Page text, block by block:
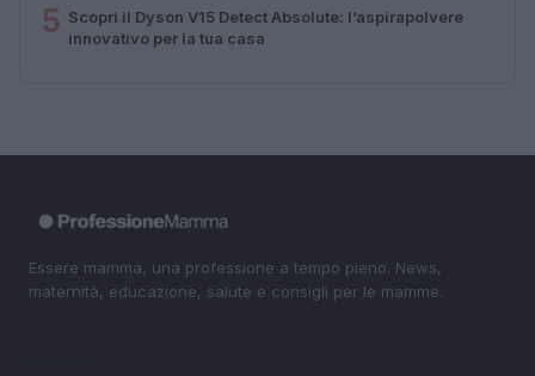
5 Scopri il Dyson V15 Detect Absolute: l’aspirapolvere
innovativo per la tua casa
Essere mamma, una professione a tempo pieno. News,
maternità, educazione, salute e consigli per le mamme.